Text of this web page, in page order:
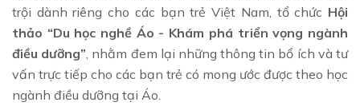
trội dành riêng cho các bạn trẻ Việt Nam, tổ chức Hội
thảo “Du học nghề Áo - Khám phá triển vọng ngành
điều dưỡng”, nhằm đem lại những thông tin bổ ích và tư
vấn trực tiếp cho các bạn trẻ có mong ước được theo học
ngành điều dưỡng tại Áo.